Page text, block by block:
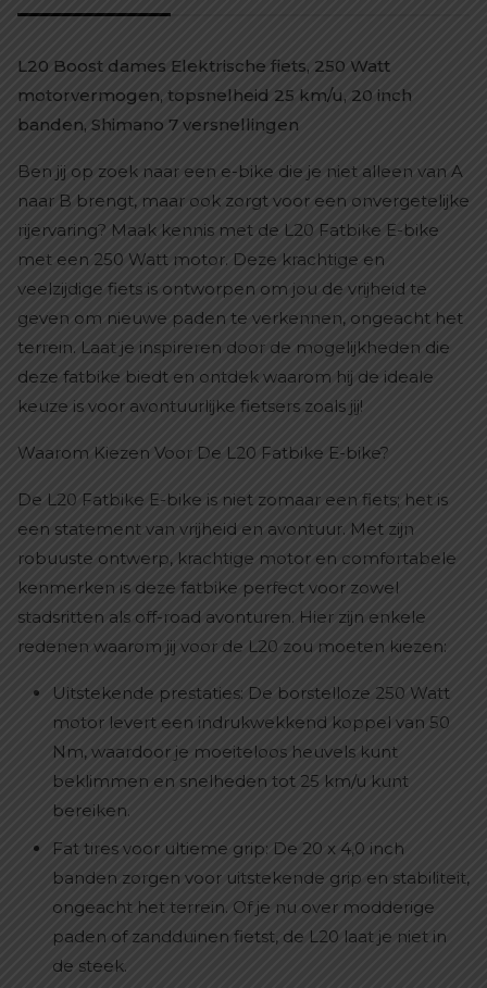
L20 Boost dames Elektrische fiets, 250 Watt
motorvermogen, topsnelheid 25 km/u, 20 inch
banden, Shimano 7 versnellingen
Ben jij op zoek naar een e-bike die je niet alleen van A
naar B brengt, maar ook zorgt voor een onvergetelijke
rijervaring? Maak kennis met de L20 Fatbike E-bike
met een 250 Watt motor. Deze krachtige en
veelzijdige fiets is ontworpen om jou de vrijheid te
geven om nieuwe paden te verkennen, ongeacht het
terrein. Laat je inspireren door de mogelijkheden die
deze fatbike biedt en ontdek waarom hij de ideale
keuze is voor avontuurlijke fietsers zoals jij!
Waarom Kiezen Voor De L20 Fatbike E-bike?
De L20 Fatbike E-bike is niet zomaar een fiets; het is
een statement van vrijheid en avontuur. Met zijn
robuuste ontwerp, krachtige motor en comfortabele
kenmerken is deze fatbike perfect voor zowel
stadsritten als off-road avonturen. Hier zijn enkele
redenen waarom jij voor de L20 zou moeten kiezen:
Uitstekende prestaties: De borstelloze 250 Watt
motor levert een indrukwekkend koppel van 50
Nm, waardoor je moeiteloos heuvels kunt
beklimmen en snelheden tot 25 km/u kunt
bereiken.
Fat tires voor ultieme grip: De 20 x 4,0 inch
banden zorgen voor uitstekende grip en stabiliteit,
ongeacht het terrein. Of je nu over modderige
paden of zandduinen fietst, de L20 laat je niet in
de steek.